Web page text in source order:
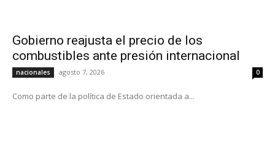
Gobierno reajusta el precio de los
combustibles ante presión internacional
nacionales agosto 7, 2026 0
Como parte de la política de Estado orientada a...